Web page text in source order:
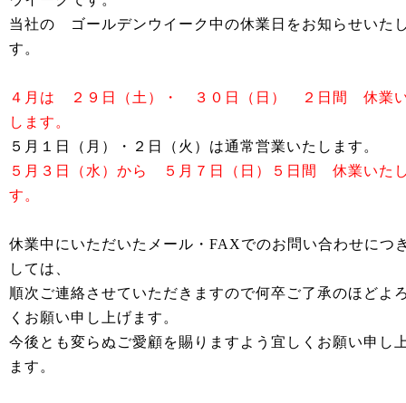
当社の ゴールデンウイーク中の休業日をお知らせいた
す。
４月は ２９日（土）・ ３０日（日） ２日間 休業
します。
５月１日（月）・２日（火）は通常営業いたします。
５月３日（水）から ５月７日（日）５日間 休業いた
す。
休業中にいただいたメール・FAXでのお問い合わせにつ
しては、
順次ご連絡させていただきますので何卒ご了承のほどよ
くお願い申し上げます。
今後とも変らぬご愛顧を賜りますよう宜しくお願い申し
ます。